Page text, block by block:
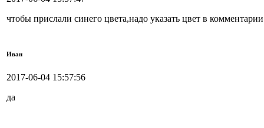
чтобы прислали синего цвета,надо указать цвет в
Иван
2017-06-04 15:57:56
да